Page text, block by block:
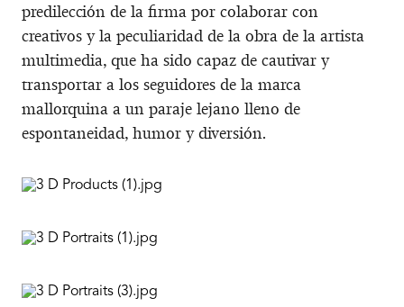
predilección de la firma por colaborar con
creativos y la peculiaridad de la obra de la artista
multimedia, que ha sido capaz de cautivar y
transportar a los seguidores de la marca
mallorquina a un paraje lejano lleno de
espontaneidad, humor y diversión.